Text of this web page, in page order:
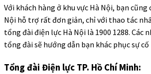
Với khách hàng ở khu vực Hà Nội, bạn cũng
Nội hỗ trợ rất đơn giản, chỉ với thao tác
tổng đài điện lực Hà Nội là 1900 1288. Các
tổng đài sẽ hướng dẫn bạn khác phục sự
Tổng đài Điện lực TP. Hồ Chí Minh: